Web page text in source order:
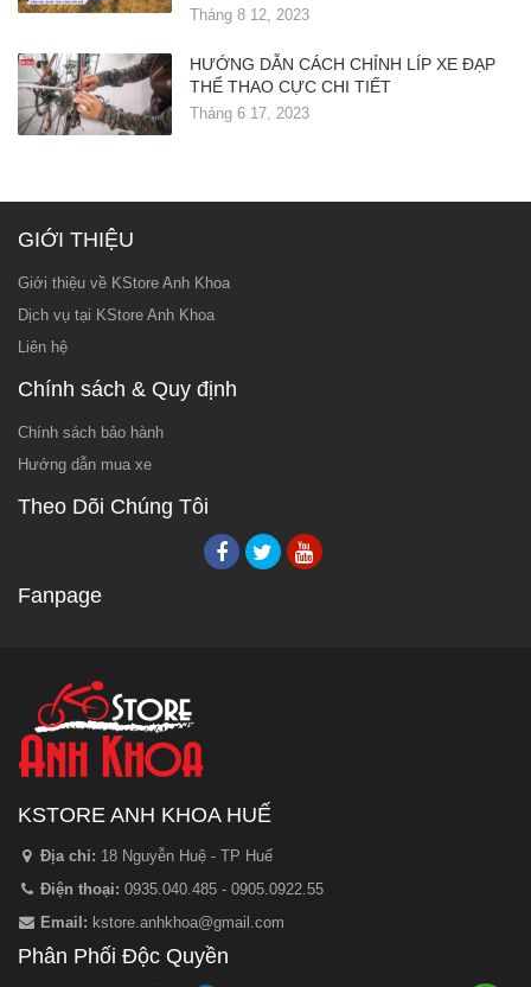
Tháng 8 12, 2023
HƯỚNG DẪN CÁCH CHỈNH LÍP XE ĐẠP
THỂ THAO CỰC CHI TIẾT
Tháng 6 17, 2023
GIỚI THIỆU
Giới thiệu về KStore Anh Khoa
Dịch vụ tại KStore Anh Khoa
Liên hệ
Chính sách & Quy định
Chính sách bảo hành
Hướng dẫn mua xe
Theo Dõi Chúng Tôi
Fanpage
KSTORE ANH KHOA HUẾ
Địa chỉ: 18 Nguyễn Huệ - TP Huế
Điện thoại: 0935.040.485 - 0905.0922.55
Email: kstore.anhkhoa@gmail.com
Phân Phối Độc Quyền